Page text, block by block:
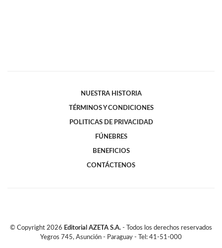
NUESTRA HISTORIA
TÉRMINOS Y CONDICIONES
POLITICAS DE PRIVACIDAD
FÚNEBRES
BENEFICIOS
CONTÁCTENOS
© Copyright 2026 Editorial AZETA S.A. - Todos los derechos reservados
Yegros 745, Asunción - Paraguay - Tel: 41-51-000